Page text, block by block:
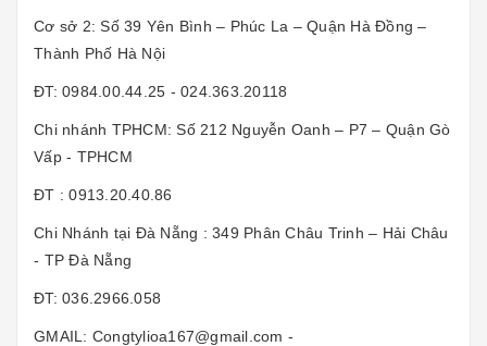
Cơ sở 2: Số 39 Yên Bình – Phúc La – Quận Hà Đồng –
Thành Phố Hà Nội
ĐT: 0984.00.44.25 - 024.363.20118
Chi nhánh TPHCM: Số 212 Nguyễn Oanh – P7 – Quận Gò
Vấp - TPHCM
ĐT : 0913.20.40.86
Chi Nhánh tại Đà Nẵng : 349 Phân Châu Trinh – Hải Châu
- TP Đà Nẵng
ĐT: 036.2966.058
GMAIL: Congtylioa167@gmail.com -